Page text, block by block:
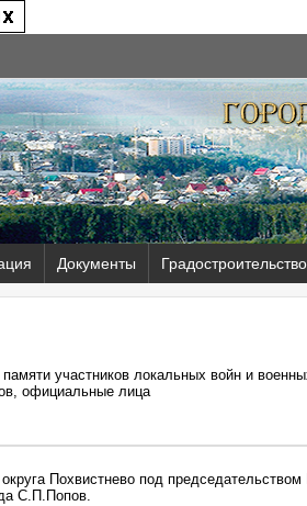
Документы Градостроительство
участников локальных войн и
официальные лица
Похвистнево под
С.П.Попов.